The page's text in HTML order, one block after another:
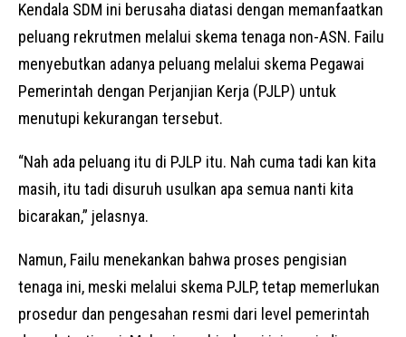
Kendala SDM ini berusaha diatasi dengan memanfaatkan
peluang rekrutmen melalui skema tenaga non-ASN. Failu
menyebutkan adanya peluang melalui skema Pegawai
Pemerintah dengan Perjanjian Kerja (PJLP) untuk
menutupi kekurangan tersebut.
“Nah ada peluang itu di PJLP itu. Nah cuma tadi kan kita
masih, itu tadi disuruh usulkan apa semua nanti kita
bicarakan,” jelasnya.
Namun, Failu menekankan bahwa proses pengisian
tenaga ini, meski melalui skema PJLP, tetap memerlukan
prosedur dan pengesahan resmi dari level pemerintah